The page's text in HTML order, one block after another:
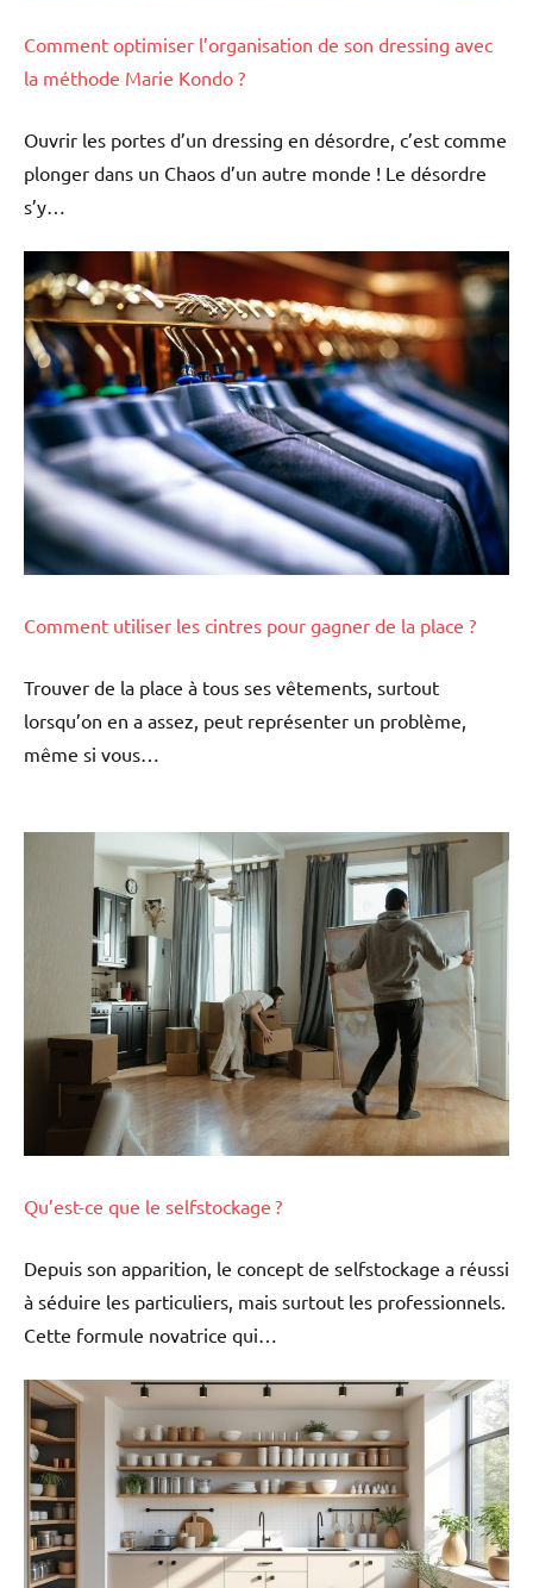
Comment optimiser l’organisation de son dressing avec
la méthode Marie Kondo ?
Ouvrir les portes d’un dressing en désordre, c’est comme
plonger dans un Chaos d’un autre monde ! Le désordre
s’y…
Comment utiliser les cintres pour gagner de la place ?
Trouver de la place à tous ses vêtements, surtout
lorsqu’on en a assez, peut représenter un problème,
même si vous…
Qu’est-ce que le selfstockage ?
Depuis son apparition, le concept de selfstockage a réussi
à séduire les particuliers, mais surtout les professionnels.
Cette formule novatrice qui…